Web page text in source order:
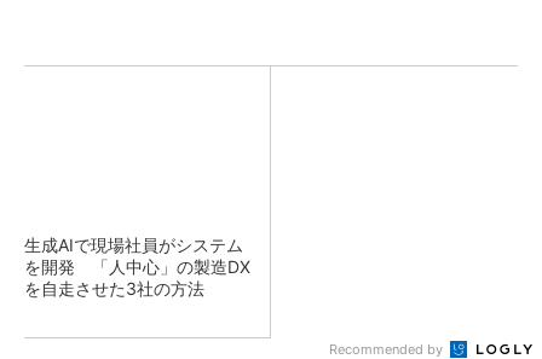
生成AIで現場社員がシステム
を開発 「人中心」の製造DX
を自走させた3社の方法
Recommended by